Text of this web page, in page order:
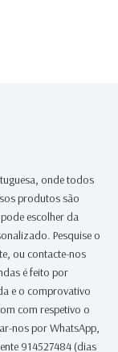
onde todos
produtos são
escolher da
Pesquise o
ou contacte-nos
é feito por
e o comprovativo
com respetivo o
nos por WhatsApp,
914527484 (dias